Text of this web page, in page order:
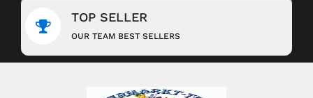
TOP SELLER
OUR TEAM BEST SELLERS